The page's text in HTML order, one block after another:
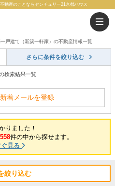
動産のことならセンチュリー21京都ハウス
戸建て（新築一軒家）の不動産情報一覧
さらに条件を絞り込む
検索結果一覧
着メールを登録
りました！
件の中から探せます。
見る
絞り込む